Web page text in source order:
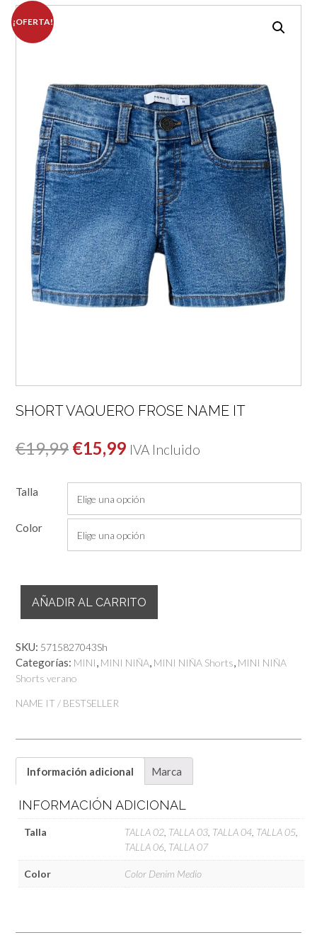
¡OFERTA!
SHORT VAQUERO FROSE NAME IT
€19,99 El
original
era:
€19,99.
€15,99El
actual
es:
€15,99.
IVA Incluido
Talla
Color
Vaquero
Frose
It
cantidad
AÑADIR AL CARRITO
SKU: 5715827043Sh
Categorías: MINI, MINI NIÑA, MINI NIÑA Shorts, MINI NIÑA
Shorts verano
NAME IT / BESTSELLER
Información adicional Marca
INFORMACIÓN ADICIONAL
Talla TALLA 02 TALLA 03 TALLA 04 TALLA 05
TALLA 06 TALLA 07
Color Color Denim Medio